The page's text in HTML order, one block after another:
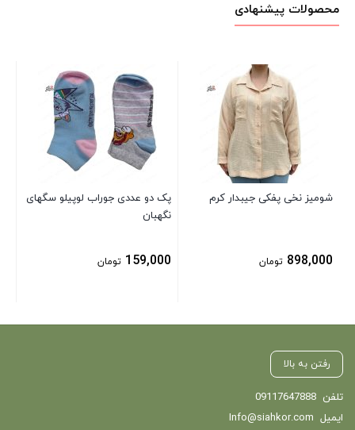
محصولات پیشنهادی
شومیز نخی پفکی جیبدار کرم
898,000 تومان
پک دو عددی جوراب لوپیلو سگهای
نگهبان
159,000 تومان
رفتن به بالا
تلفن 09117647888
ایمیل Info@siahkor.com